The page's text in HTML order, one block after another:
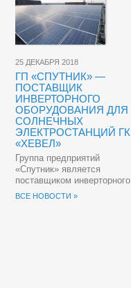
25 ДЕКАБРЯ 2018
ГП «СПУТНИК» —
ПОСТАВЩИК
ИНВЕРТОРНОГО
ОБОРУДОВАНИЯ ДЛЯ
СОЛНЕЧНЫХ
ЭЛЕКТРОСТАНЦИЙ ГК
«ХЕВЕЛ»
Группа предприятий
«Спутник» является
поставщиком инверторного
оборудования для
ВСЕ НОВОСТИ »